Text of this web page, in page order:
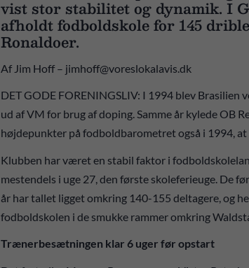
vist stor stabilitet og dynamik. I
afholdt fodboldskole for 145
Ronaldoer.
Af Jim Hoff – jimhoff@voreslokalavis.dk
DET GODE FORENINGSLIV: I 1994 blev Brasilien
ud af VM for brug af doping. Samme år kylede OB
højdepunkter på fodboldbarometret også i 1994,
Klubben har været en stabil faktor i
mestendels i uge 27, den første skoleferieuge. De
år har tallet ligget omkring 140-155 deltagere, og
fodboldskolen i de smukke rammer omkring
Trænerbesætningen klar 6 uger før opstart